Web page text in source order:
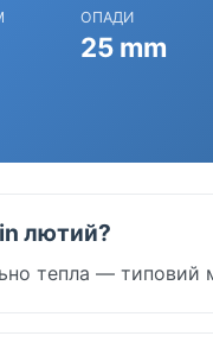
ОПАДИ
25 mm
лютий?
тепла — типовий